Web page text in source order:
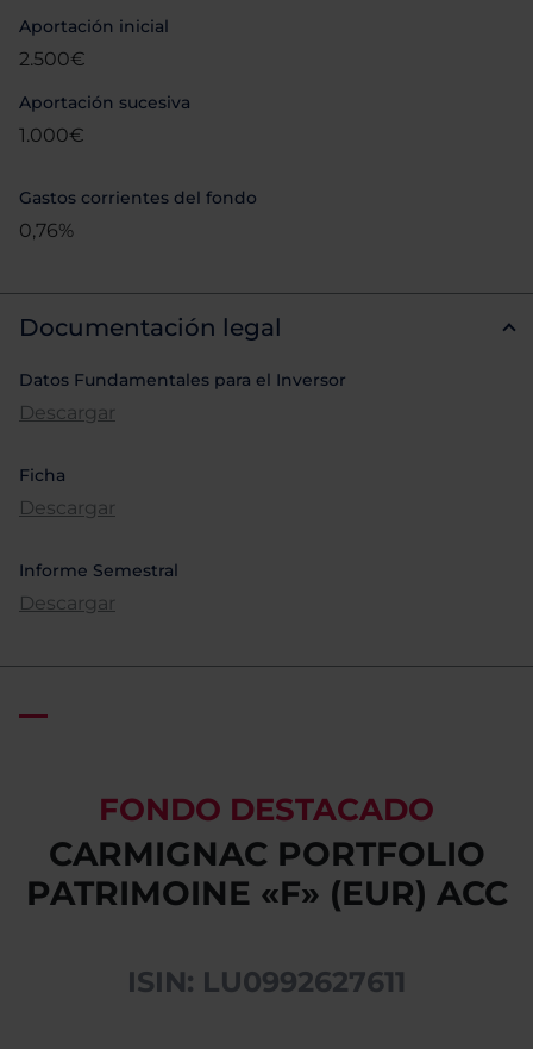
Aportación inicial
2.500€
Aportación sucesiva
1.000€
Gastos corrientes del fondo
0,76%
Documentación legal
Datos Fundamentales para el Inversor
Descargar
Ficha
Descargar
Informe Semestral
Descargar
FONDO DESTACADO
CARMIGNAC PORTFOLIO
PATRIMOINE «F» (EUR) ACC
ISIN: LU0992627611